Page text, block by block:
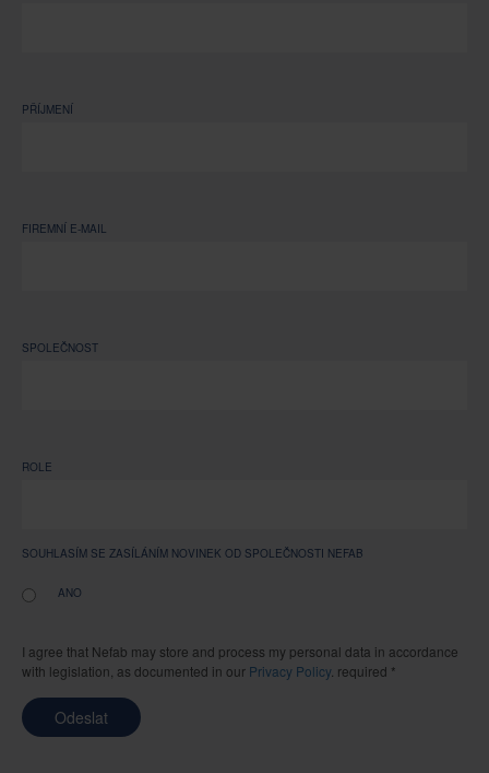
PŘÍJMENÍ
FIREMNÍ E-MAIL
SPOLEČNOST
ROLE
SOUHLASÍM SE ZASÍLÁNÍM NOVINEK OD SPOLEČNOSTI NEFAB
ANO
I agree that Nefab may store and process my personal data in accordance
with legislation, as documented in our Privacy Policy. required *
Odeslat